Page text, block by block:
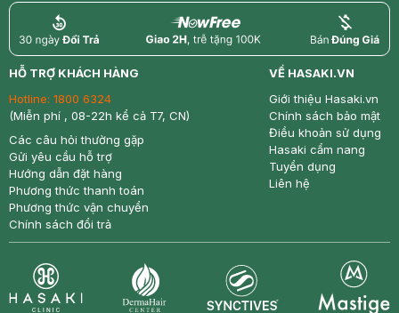
return nowfree price
HỖ TRỢ KHÁCH HÀNG
Hotline: 1800 6324
(Miễn phí , 08-22h kể cả T7, CN)
Các câu hỏi thường gặp
Gửi yêu cầu hỗ trợ
Hướng dẫn đặt hàng
Phương thức thanh toán
Phương thức vận chuyển
Chính sách đổi trả
VỀ HASAKI.VN
Giới thiệu Hasaki.vn
Chính sách bảo mật
Điều khoản sử dụng
Hasaki cẩm nang
Tuyển dụng
Liên hệ